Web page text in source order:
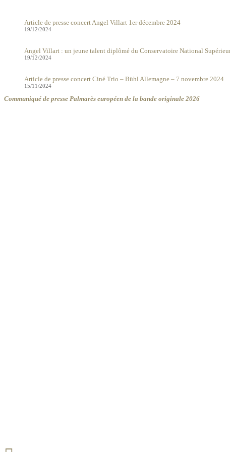
Article de presse concert Angel Villart 1er décembre 2024
19/12/2024
Angel Villart : un jeune talent diplômé du Conservatoire National
19/12/2024
Article de presse concert Ciné Trio – Bühl Allemagne – 7 novembre 2024
15/11/2024
Communiqué de presse Palmarès européen de la bande originale 2026